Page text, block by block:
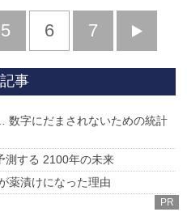
5 6 7
へ
事
数字にだまされないための統計
測する 2100年の未来
薬漬けになった理由
PR